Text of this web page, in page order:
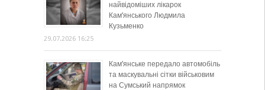
найвідоміших лікарок
Кам’янського Людмила
Кузьменко
29.07.2026 16:25
Кам’янське передало автомобіль
та маскувальні сітки військовим
на Сумський напрямок